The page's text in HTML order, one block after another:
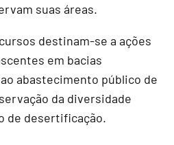
suas áreas.
destinam-se a ações
em bacias
abastecimento público de
da diversidade
de desertificação.